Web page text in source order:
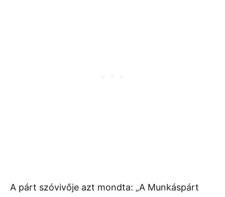
A párt szóvivője azt mondta: „A Munkáspárt